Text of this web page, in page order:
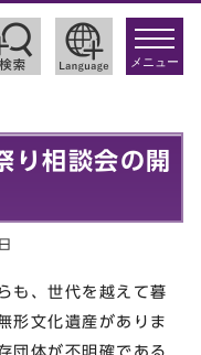
toggle
メニュー
り相談会の開
も、世代を越えて暮
形文化遺産がありま
団体が不明確である